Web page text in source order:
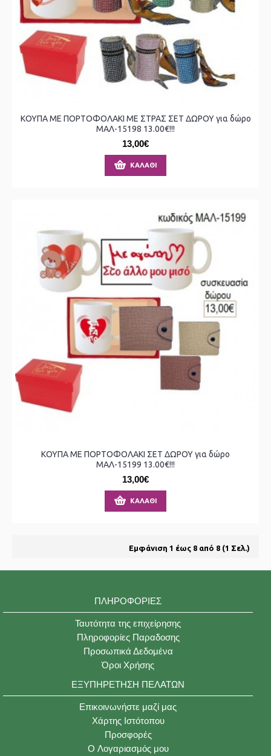
ΚΟΥΠΑ ΜΕ ΠΟΡΤΟΦΟΛΑΚΙ ΜΕ ΣΤΡΑΣ ΣΕΤ ΔΩΡΟΥ για δώρο
ΜΑΛ-15198 13.00€!!!
13,00€
ΚΑΛΆΘΙ
ΚΟΥΠΑ ΜΕ ΠΟΡΤΟΦΟΛΑΚΙ ΣΕΤ ΔΩΡΟΥ για δώρο
ΜΑΛ-15199 13.00€!!!
13,00€
ΚΑΛΆΘΙ
Εμφάνιση 1 έως 8 από 8 (1 Σελ.)
ΠΛΗΡΟΦΟΡΊΕΣ
Ταυτότητα της επιχείρησης
Πληροφορίες Παραδοσης
Προσωπικά Δεδομένα
Όροι Χρήσης
ΕΞΥΠΗΡΈΤΗΣΗ ΠΕΛΑΤΏΝ
Επικοινωνήστε μαζί μας
Χάρτης Ιστότοπου
Προσφορές
O Λογαριασμός μου